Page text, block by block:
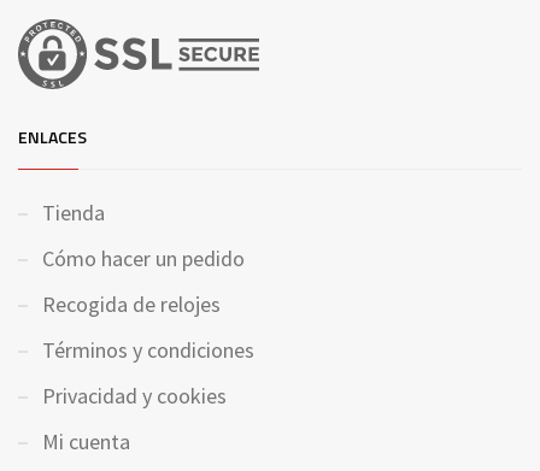
ENLACES
Tienda
Cómo hacer un pedido
Recogida de relojes
Términos y condiciones
Privacidad y cookies
Mi cuenta